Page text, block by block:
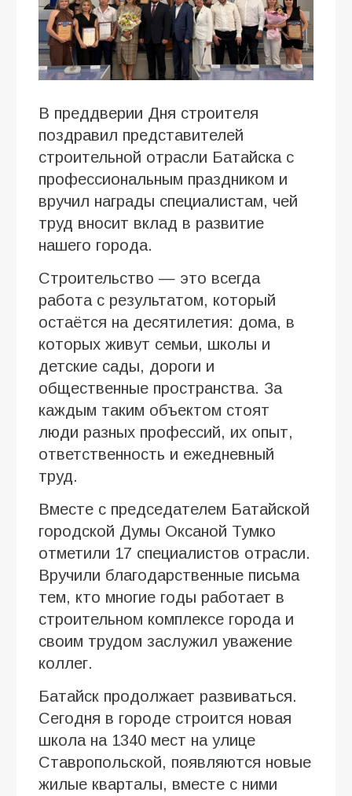
В преддверии Дня строителя
поздравил представителей
строительной отрасли Батайска с
профессиональным праздником и
вручил награды специалистам, чей
труд вносит вклад в развитие
нашего города.
Строительство — это всегда
работа с результатом, который
остаётся на десятилетия: дома, в
которых живут семьи, школы и
детские сады, дороги и
общественные пространства. За
каждым таким объектом стоят
люди разных профессий, их опыт,
ответственность и ежедневный
труд.
Вместе с председателем Батайской
городской Думы Оксаной Тумко
отметили 17 специалистов отрасли.
Вручили благодарственные письма
тем, кто многие годы работает в
строительном комплексе города и
своим трудом заслужил уважение
коллег.
Батайск продолжает развиваться.
Сегодня в городе строится новая
школа на 1340 мест на улице
Ставропольской, появляются новые
жилые кварталы, вместе с ними